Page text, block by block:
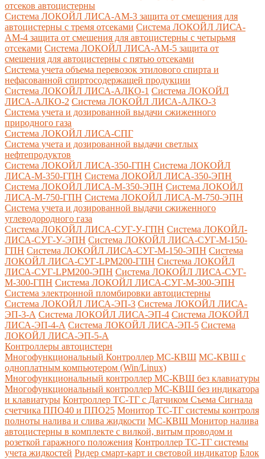
отсеков автоцистерны
Система ЛОКОЙЛ ЛИСА-AM-3 защита от смешения для
автоцистерны с тремя отсеками Система ЛОКОЙЛ ЛИСА-
AM-4 защита от смешения для автоцистерны с четырьмя
отсеками Система ЛОКОЙЛ ЛИСА-AM-5 защита от
смешения для автоцистерны с пятью отсеками
Система учета объема перевозок этилового спирта и
нефасованной спиртосодержащей продукции
Система ЛОКОЙЛ ЛИСА-AЛКО-1 Система ЛОКОЙЛ
ЛИСА-АЛКО-2 Система ЛОКОЙЛ ЛИСА-АЛКО-3
Система учета и дозированной выдачи сжиженного
природного газа
Система ЛОКОЙЛ ЛИСА-СПГ
Система учета и дозированной выдачи светлых
нефтепродуктов
Система ЛОКОЙЛ ЛИСА-350-ГПН Система ЛОКОЙЛ
ЛИСА-М-350-ГПН Система ЛОКОЙЛ ЛИСА-350-ЭПН
Система ЛОКОЙЛ ЛИСА-М-350-ЭПН Система ЛОКОЙЛ
ЛИСА-М-750-ГПН Система ЛОКОЙЛ ЛИСА-М-750-ЭПН
Система учета и дозированной выдачи сжиженного
углеводородного газа
Система ЛОКОЙЛ ЛИСА-СУГ-У-ГПН Система ЛОКОЙЛ-
ЛИСА-СУГ-У-ЭПН Система ЛОКОЙЛ ЛИСА-СУГ-М-150-
ГПН Система ЛОКОЙЛ ЛИСА-СУГ-М-150-ЭПН Система
ЛОКОЙЛ ЛИСА-СУГ-LPM200-ГПН Система ЛОКОЙЛ
ЛИСА-СУГ-LPM200-ЭПН Система ЛОКОЙЛ ЛИСА-СУГ-
М-300-ГПН Система ЛОКОЙЛ ЛИСА-СУГ-М-300-ЭПН
Система электронной пломбировки автоцистерны
Система ЛОКОЙЛ ЛИСА-ЭП-3 Система ЛОКОЙЛ ЛИСА-
ЭП-3-А Система ЛОКОЙЛ ЛИСА-ЭП-4 Система ЛОКОЙЛ
ЛИСА-ЭП-4-А Система ЛОКОЙЛ ЛИСА-ЭП-5 Система
ЛОКОЙЛ ЛИСА-ЭП-5-А
Контроллеры автоцистерн
Многофункциональный Контроллер МС-КВШ МС-КВШ с
одноплатным компьютером (Win/Linux)
Многофункциональный контроллер МС-КВШ без клавиатуры
Многофункциональный контроллер МС-КВШ без индикатора
и клавиатуры Контроллер ТС-ТГ с Датчиком Съема Сигнала
счетчика ППО40 и ППО25 Монитор ТС-ТГ системы контроля
полноты налива и слива жидкости МС-КВШ Монитор налива
автоцистерны в комплекте с вилкой, витым проводом и
розеткой гаражного положения Контроллер ТС-ТГ системы
учета жидкостей Ридер смарт-карт и световой индикатор Блок